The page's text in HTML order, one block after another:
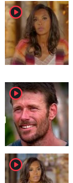
player2
player2
player2